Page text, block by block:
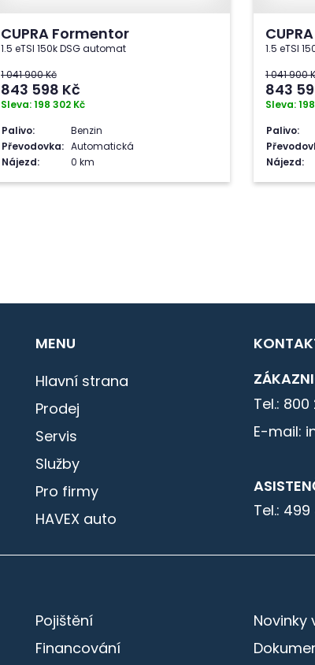
CUPRA Formentor
1.5 eTSI 150k DSG automat
1 041 900 Kč
843 598 Kč
Sleva: 198 302 Kč
Palivo:
Benzin
Převodovka: Automatická
Nájezd:
0 km
1.5 eTSI
1 041 900
843
Sleva:
Palivo:
Nájezd:
MENU
Hlavní strana
Prodej
Servis
Služby
Pro firmy
HAVEX auto
Tel.: 800
E-mail:
Tel.:
Pojištění
Financování
Novinky